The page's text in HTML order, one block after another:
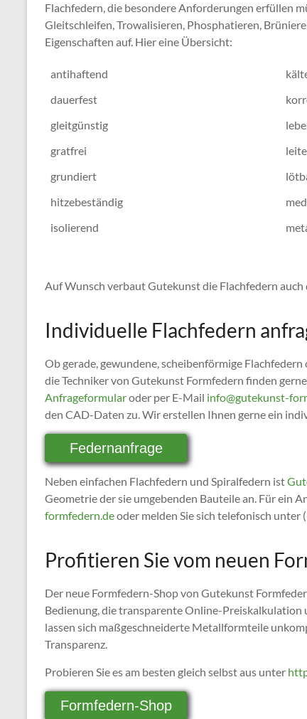
Flachfedern, die besondere Anforderungen erfüllen
Gleitschleifen, Trowalisieren, Phosphatieren,
Eigenschaften auf. Hier eine Übersicht:
antihaftend
dauerfest
gleitgünstig
gratfrei
grundiert
hitzebeständig
isolierend
Auf Wunsch verbaut Gutekunst die Flachfedern
Individuelle Flachfedern
Ob gerade, gewundene, scheibenförmige
die Techniker von Gutekunst Formfedern finden
Anfrageformularoder per E-Mail info@gutekunst-
den CAD-Daten zu. Wir erstellen Ihnen gerne ein
Federnanfrage
Neben einfachen Flachfedern und Spiralfedern ist
Geometrie der sie umgebenden Bauteile an. Für ein
formfedern.deoder melden Sie sich telefonisch unter
Profitieren Sie vom neuen
Der neue Formfedern-Shop von Gutekunst
Bedienung, die transparente Online-
lassen sich maßgeschneiderte Metallformteile
Transparenz.
Probieren Sie es am besten gleich selbst aus unter
Formfedern-Shop